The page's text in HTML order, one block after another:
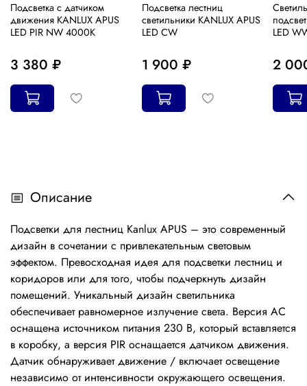
Подсветка с датчиком
движения KANLUX APUS
LED PIR NW 4000К
3 380 ₽
Подсветка лестниц
светильники KANLUX APUS
LED CW
1 900 ₽
LED
2
Описание
Подсветки для лестниц Kanlux APUS – это современный
дизайн в сочетании с привлекательным световым
эффектом. Превосходная идея для подсветки лестниц и
коридоров или для того, чтобы подчеркнуть дизайн
помещений. Уникальный дизайн светильника
обеспечивает равномерное излучение света. Версия АС
оснащена источником питания 230 В, который вставляется
в коробку, а версия PIR оснащается датчиком движения.
Датчик обнаруживает движение / включает освещение
независимо от интенсивности окружающего освещения.